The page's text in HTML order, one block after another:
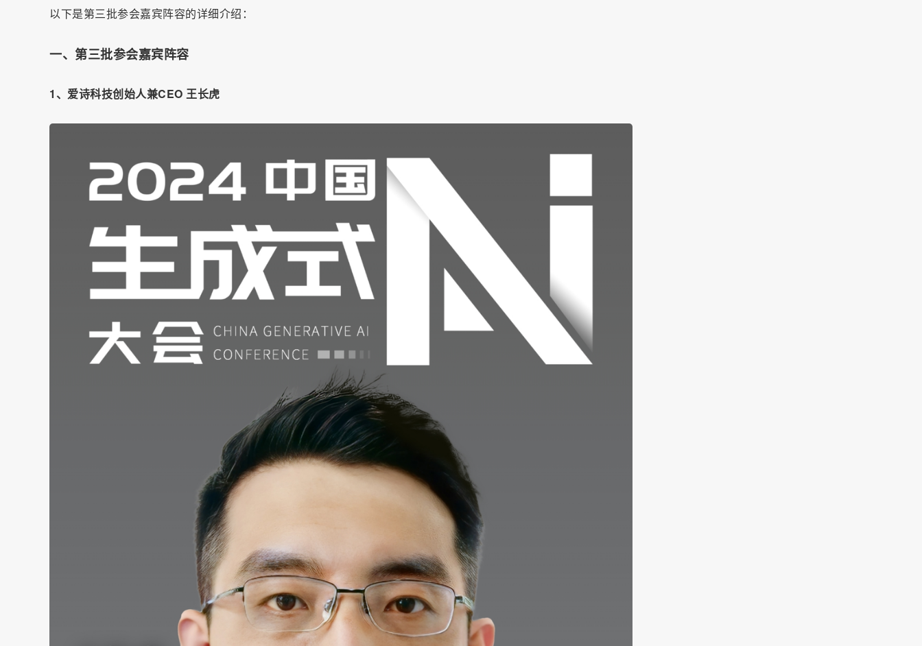
以下是第三批参会嘉宾阵容的详细介绍：
一、第三批参会嘉宾阵容
1、爱诗科技创始人兼CEO 王长虎